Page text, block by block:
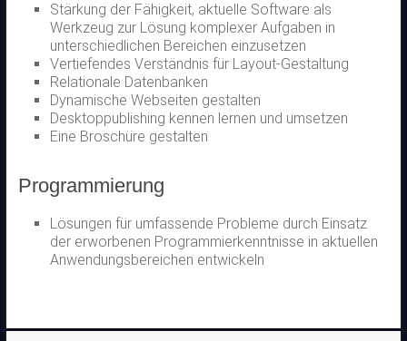
Stärkung der Fähigkeit, aktuelle Software als
Werkzeug zur Lösung komplexer Aufgaben in
unterschiedlichen Bereichen einzusetzen
Vertiefendes Verständnis für Layout-Gestaltung
Relationale Datenbanken
Dynamische Webseiten gestalten
Desktoppublishing kennen lernen und umsetzen
Eine Broschüre gestalten
Programmierung
Lösungen für umfassende Probleme durch Einsatz
der erworbenen Programmierkenntnisse in aktuellen
Anwendungsbereichen entwickeln